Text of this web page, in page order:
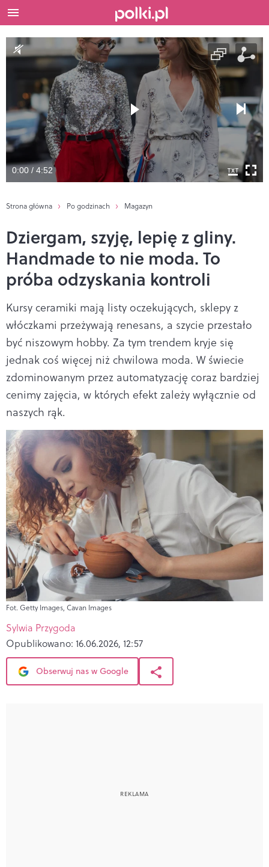
0:00 / 4:52
Strona główna Po godzinach Magazyn
Dziergam, szyję, lepię z gliny.
Handmade to nie moda. To
próba odzyskania kontroli
Kursy ceramiki mają listy oczekujących, sklepy z
włóczkami przeżywają renesans, a szycie przestało
być niszowym hobby. Za tym trendem kryje się
jednak coś więcej niż chwilowa moda. W świecie
zdominowanym przez automatyzację coraz bardziej
cenimy zajęcia, w których efekt zależy wyłącznie od
naszych rąk.
Fot. Getty Images, Cavan Images
Sylwia Przygoda
Opublikowano: 16.06.2026, 12:57
Obserwuj nas w Google